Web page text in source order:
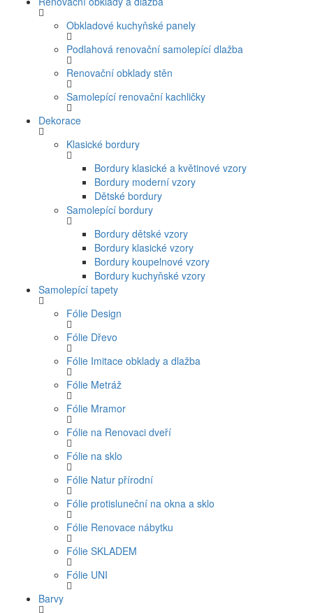
Obkladové kuchyňské panely
Podlahová renovační samolepící dlažba
Renovační obklady stěn
Samolepící renovační kachličky
Dekorace
Klasické bordury
Bordury klasické a květinové vzory
Bordury moderní vzory
Dětské bordury
Samolepící bordury
Bordury dětské vzory
Bordury klasické vzory
Bordury koupelnové vzory
Bordury kuchyňské vzory
Samolepící tapety
Fólie Design
Fólie Dřevo
Fólie Imitace obklady a dlažba
Fólie Metráž
Fólie Mramor
Fólie na Renovaci dveří
Fólie na sklo
Fólie Natur přírodní
Fólie protisluneční na okna a sklo
Fólie Renovace nábytku
Fólie SKLADEM
Fólie UNI
Barvy